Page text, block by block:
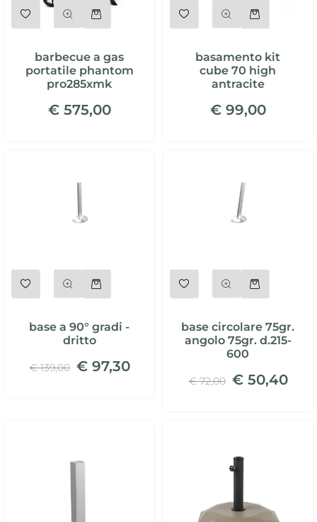
Quantità
barbecue a gas
portatile phantom
pro285xmk
€ 575,00
basamento kit
cube 70 high
antracite
€ 99,00
base a 90° gradi -
dritto
€ 139,00 € 97,30
base circolare 75gr.
angolo 75gr. d.215-
600
€ 72,00 € 50,40